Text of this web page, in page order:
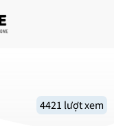
4421 lượt xem